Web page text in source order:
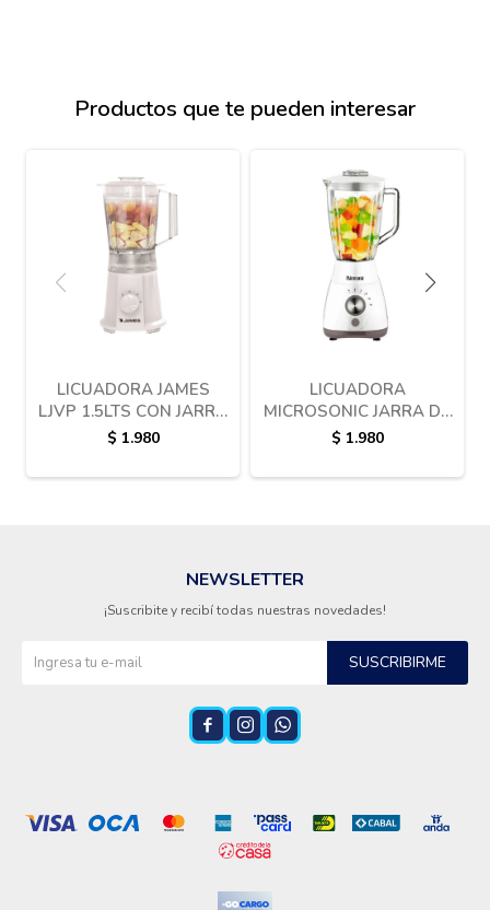
Productos que te pueden interesar
LICUADORA JAMES
LJVP 1.5LTS CON JARRA
DE PLASTICO 600W
$ 1.980
LICUADORA
MICROSONIC JARRA DE
VIDRIO LICJV550 1.5 L
$ 1.980
NEWSLETTER
¡Suscribite y recibí todas nuestras novedades!
SUSCRIBIRME
  